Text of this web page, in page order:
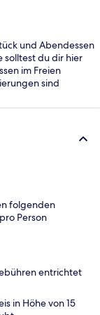
und Abendessen
solltest du dir hier
im Freien
sind
folgenden
Person
entrichtet
in Höhe von 15